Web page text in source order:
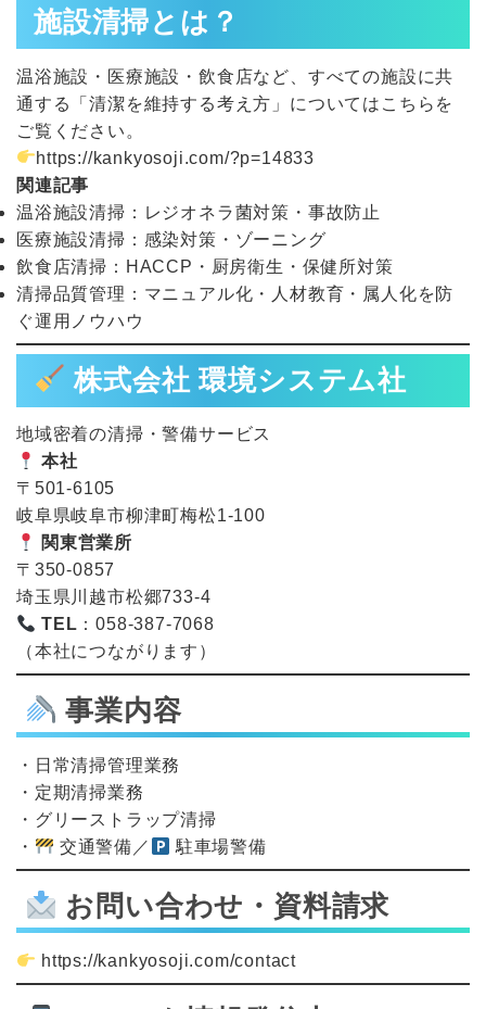
施設清掃とは？
温浴施設・医療施設・飲食店など、すべての施設に共
通する「清潔を維持する考え方」についてはこちらを
ご覧ください。
https://kankyosoji.com/?p=14833
関連記事
温浴施設清掃：レジオネラ菌対策・事故防止
医療施設清掃：感染対策・ゾーニング
飲食店清掃：HACCP・厨房衛生・保健所対策
清掃品質管理：マニュアル化・人材教育・属人化を防
ぐ運用ノウハウ
株式会社 環境システム社
地域密着の清掃・警備サービス
本社
〒501-6105
岐阜県岐阜市柳津町梅松1-100
関東営業所
〒350-0857
埼玉県川越市松郷733-4
TEL ：058-387-7068
（本社につながります）
事業内容
・日常清掃管理業務
・定期清掃業務
・グリーストラップ清掃
・
交通警備／ 駐車場警備
お問い合わせ・資料請求
https://kankyosoji.com/contact